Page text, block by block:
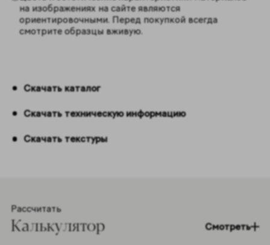
на изображениях на сайте являются
ориентировочными. Перед покупкой всегда
смотрите образцы вживую.
Скачать каталог
Скачать техническую информацию
Скачать текстуры
Рассчитать
Калькулятор Смотреть